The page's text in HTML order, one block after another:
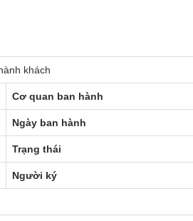
khách
Cơ quan ban hành
Ngày ban hành
Trạng thái
Người ký